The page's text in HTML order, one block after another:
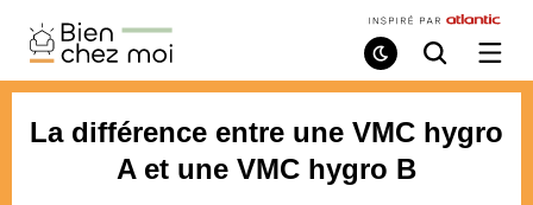
Bien
Chez
Moi
Mode
de
Recherche
/
menu
La différence entre une VMC hygro
A et une VMC hygro B